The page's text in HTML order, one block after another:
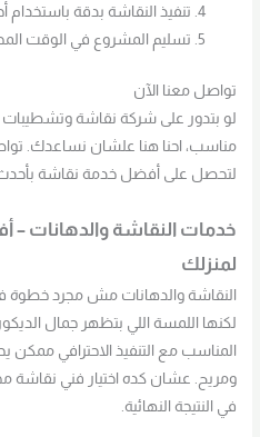
تنفيذ النقاشة بدقة باستخدام
تسليم المشروع في الوقت
تواصل معنا الآن
لو بتدور على شركة نقاشة
مناسب، احنا هنا علشان نساعدك.
لتحصل على أفضل خدمة نقاشة بأحدث
خدمات النقاشة والدهانات
لمنزلك
النقاشة والدهانات مش مجرد خطوة
لكنها اللمسة اللي بتظهر جمال
المناسب مع التنفيذ الاحترافي ممكن
ومريح. عشان كده اختيار فني نقاشة
في النتيجة النهائية.